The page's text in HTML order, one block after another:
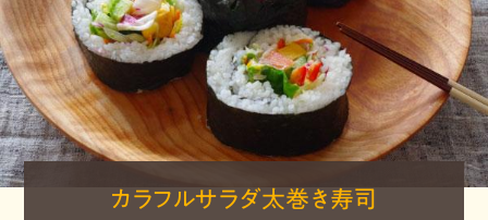
カラフルサラダ太巻き寿司